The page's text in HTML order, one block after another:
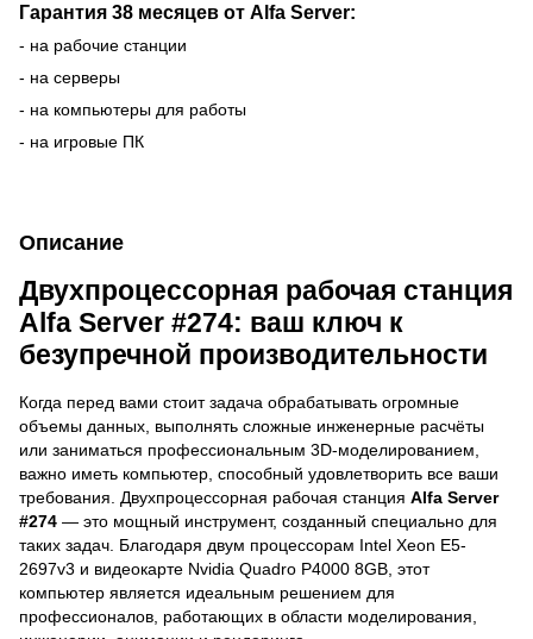
Гарантия 38 месяцев от Alfa Server:
- на рабочие станции
- на серверы
- на компьютеры для работы
- на игровые ПК
Описание
Двухпроцессорная рабочая станция
Alfa Server #274: ваш ключ к
безупречной производительности
Когда перед вами стоит задача обрабатывать огромные
объемы данных, выполнять сложные инженерные расчёты
или заниматься профессиональным 3D-моделированием,
важно иметь компьютер, способный удовлетворить все ваши
требования. Двухпроцессорная рабочая станция Alfa Server
#274 — это мощный инструмент, созданный специально для
таких задач. Благодаря двум процессорам Intel Xeon E5-
2697v3 и видеокарте Nvidia Quadro P4000 8GB, этот
компьютер является идеальным решением для
профессионалов, работающих в области моделирования,